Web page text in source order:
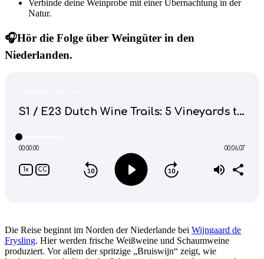
Verbinde deine Weinprobe mit einer Übernachtung in der
Natur.
🎧Hör die Folge über Weingüter in den
Niederlanden.
Die Reise beginnt im Norden der Niederlande bei Wijngaard de
Frysling. Hier werden frische Weißweine und Schaumweine
produziert. Vor allem der spritzige „Bruiswijn“ zeigt, wie